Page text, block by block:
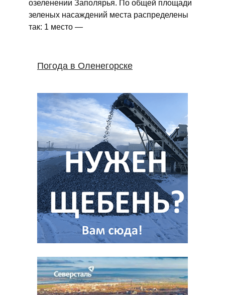
озеленении Заполярья. По общей площади
зеленых насаждений места распределены
так: 1 место —
Погода в Оленегорске